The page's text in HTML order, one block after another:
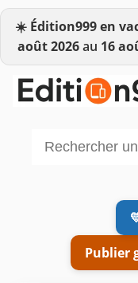
☀️ Édition999 en
août 2026au 16
Publier